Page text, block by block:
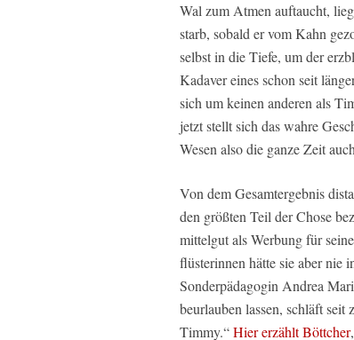
Wal zum Atmen auftaucht,
starb, sobald er vom Kahn
selbst in die Tiefe, um der
Kadaver eines schon seit
sich um keinen anderen als
jetzt stellt sich das wahre
Wesen also die ganze Zeit
Von dem Gesamtergebnis
den größten Teil der Chose
mittelgut als Werbung für
flüsterinnen hätte sie aber nie
Sonderpädagogin Andrea
beurlauben lassen, schläft
Timmy.“Hier erzählt Böttcher